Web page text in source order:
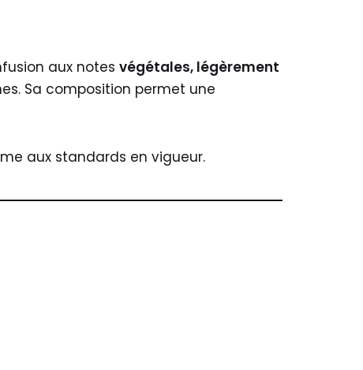
aux notes végétales, légèrement
Sa composition permet une
aux standards en vigueur.